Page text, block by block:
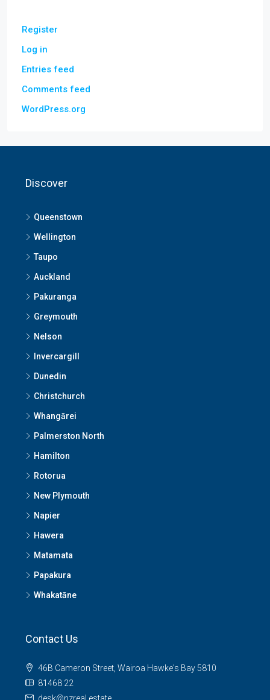
Register
Log in
Entries feed
Comments feed
WordPress.org
Discover
Queenstown
Wellington
Taupo
Auckland
Pakuranga
Greymouth
Nelson
Invercargill
Dunedin
Christchurch
Whangārei
Palmerston North
Hamilton
Rotorua
New Plymouth
Napier
Hawera
Matamata
Papakura
Whakatāne
Contact Us
46B Cameron Street, Wairoa Hawke's Bay 5810
81468 22